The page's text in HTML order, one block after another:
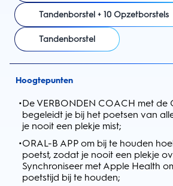
Tandenborstel + 10 Opzetborstels
Tandenborstel
Hoogtepunten
•De VERBONDEN COACH met de
begeleidt je bij het poetsen van
je nooit een plekje mist;
•ORAL-B APP om bij te houden
poetst, zodat je nooit een plekje
Synchroniseer met Apple Health
poetstijd bij te houden;